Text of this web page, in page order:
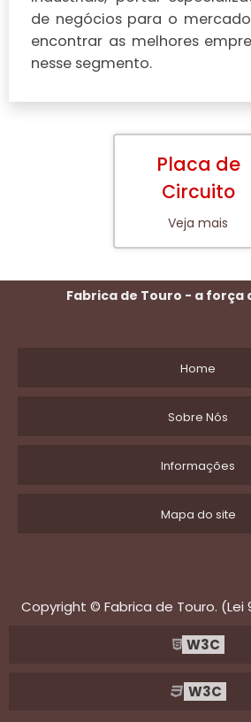
de negócios para o mercado
encontrar as melhores
nesse segmento.
Placa de
Circuito
Veja mais
Fabrica de Touro - a força
Home
Sobre Nós
Informações
Mapa do site
Copyright © Fabrica de Touro. (Lei
W3C
W3C